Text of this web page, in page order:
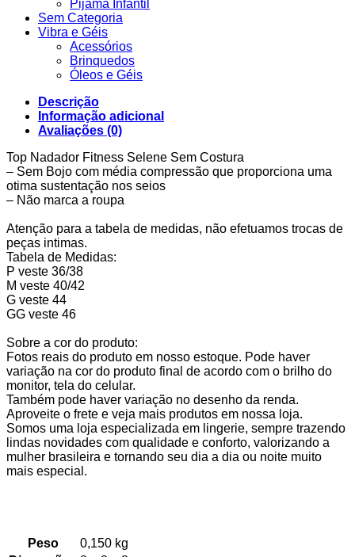
Pijama Infantil
Sem Categoria
Vibra e Géis
Acessórios
Brinquedos
Óleos e Géis
Descrição
Informação adicional
Avaliações (0)
Top Nadador Fitness Selene Sem Costura
– Sem Bojo com média compressão que proporciona uma
otima sustentação nos seios
– Não marca a roupa
Atenção para a tabela de medidas, não efetuamos trocas de
peças intimas.
Tabela de Medidas:
P veste 36/38
M veste 40/42
G veste 44
GG veste 46
Sobre a cor do produto:
Fotos reais do produto em nosso estoque. Pode haver
variação na cor do produto final de acordo com o brilho do
monitor, tela do celular.
Também pode haver variação no desenho da renda.
Aproveite o frete e veja mais produtos em nossa loja.
Somos uma loja especializada em lingerie, sempre trazendo
lindas novidades com qualidade e conforto, valorizando a
mulher brasileira e tornando seu dia a dia ou noite muito
mais especial.
Peso
0,150 kg